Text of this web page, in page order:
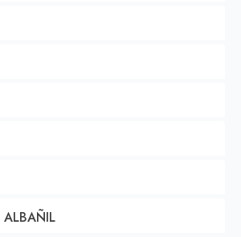
ALBAÑIL